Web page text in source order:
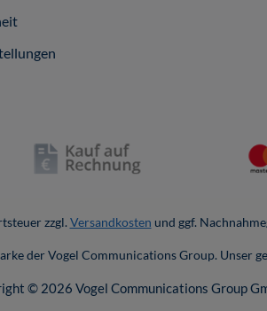
zzgl. Versandkosten und ggf.
der Vogel Communications Group. Unser
© 2026 Vogel Communications Group